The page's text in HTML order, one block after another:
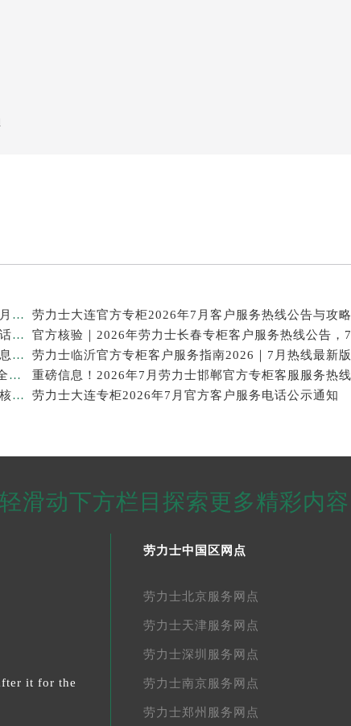
官方信息｜2026年劳力士泉州专柜客服热线服务升级，7月最新专柜名录发布
劳力士大连官方专柜2026年7月客户服务热线公告与攻略
重磅通知！劳力士官方专柜中国区2026年7月客户服务电话及信息整合
2026年7月最新｜劳力士上海官方专柜客服热线，服务信息核验版公开
劳力士临沂官方专柜客户服务指南｜门店信息+官方热线全公开，2026年7月最新
2026年7月最新发布｜劳力士昆明官方专柜客户服务热线核验，专柜信息全攻略
劳力士大连专柜2026年7月官方客户服务电话公示通知
滑动下方栏目探索更多精彩内容
it for the
劳力士中国区网点
劳力士北京服务网点
劳力士天津服务网点
劳力士深圳服务网点
劳力士南京服务网点
劳力士郑州服务网点